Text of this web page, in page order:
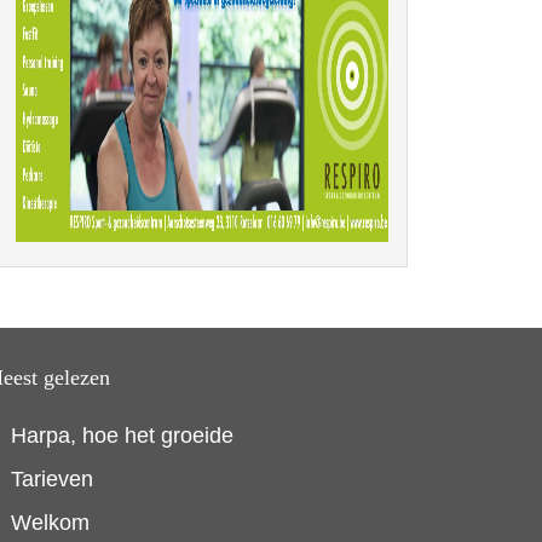
gelezen
Harpa, hoe het groeide
Tarieven
Welkom